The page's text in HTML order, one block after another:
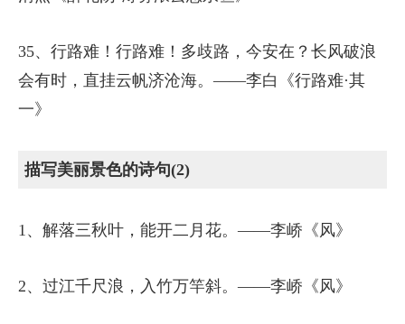
35、行路难！行路难！多歧路，今安在？长风破浪
会有时，直挂云帆济沧海。——李白《行路难·其
一》
描写美丽景色的诗句(2)
1、解落三秋叶，能开二月花。——李峤《风》
2、过江千尺浪，入竹万竿斜。——李峤《风》